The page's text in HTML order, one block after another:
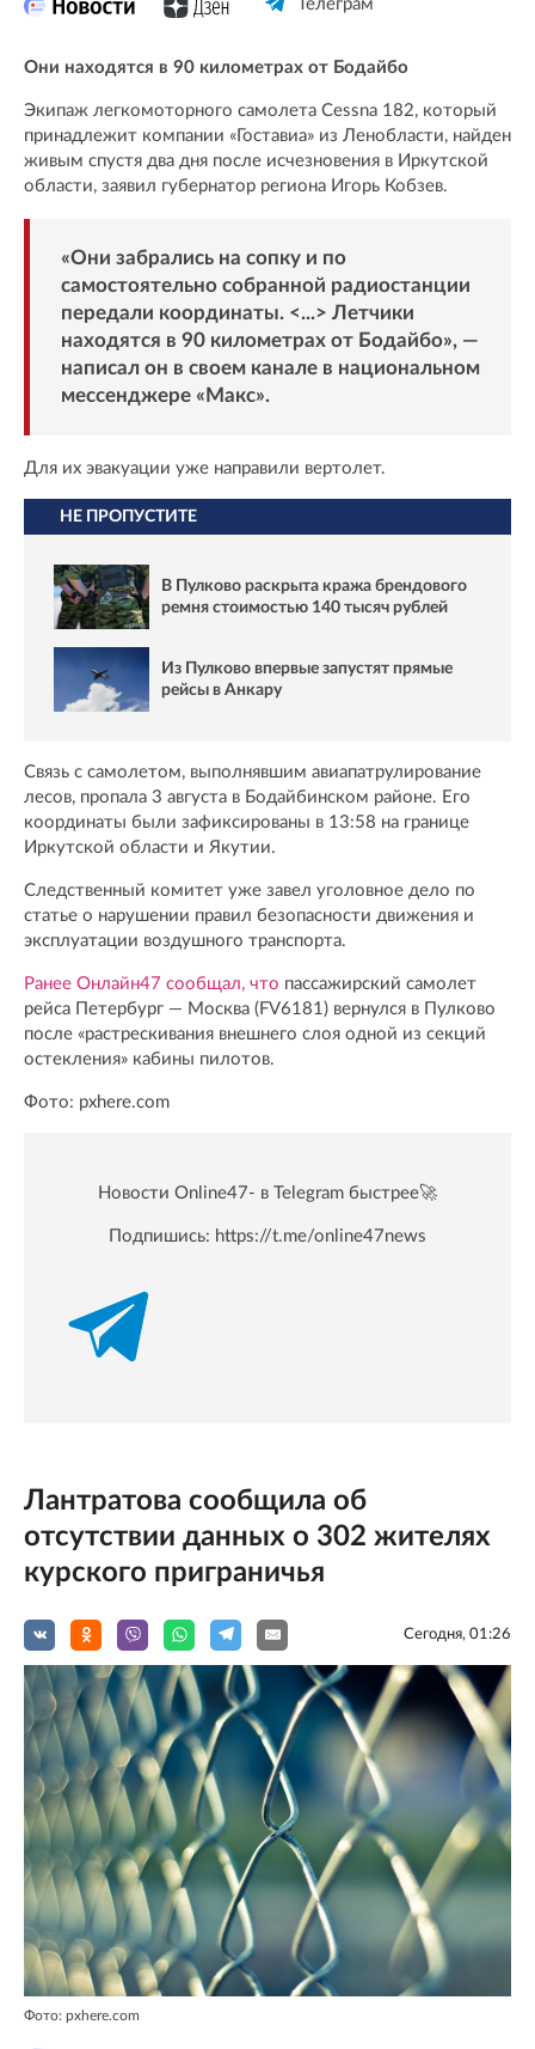
Телеграм
Они находятся в 90 километрах от Бодайбо
Экипаж легкомоторного самолета Cessna 182, который
принадлежит компании «Гоставиа» из Ленобласти, найден
живым спустя два дня после исчезновения в Иркутской
области, заявил губернатор региона Игорь Кобзев.
«Они забрались на сопку и по
самостоятельно собранной радиостанции
передали координаты. <...> Летчики
находятся в 90 километрах от Бодайбо», —
написал он в своем канале в национальном
мессенджере « Макс».
Для их эвакуации уже направили вертолет.
НЕ ПРОПУСТИТЕ
В Пулково раскрыта кража брендового
ремня стоимостью 140 тысяч рублей
Из Пулково впервые запустят прямые
рейсы в Анкару
Связь с самолетом, выполнявшим авиапатрулирование
лесов, пропала 3 августа в Бодайбинском районе. Его
координаты были зафиксированы в 13:58 на границе
Иркутской области и Якутии.
Следственный комитет уже завел уголовное дело по
статье о нарушении правил безопасности движения и
эксплуатации воздушного транспорта.
Ранее Онлайн47 сообщал, что пассажирский самолет
рейса Петербург — Москва (FV6181) вернулся в Пулково
после «растрескивания внешнего слоя одной из секций
остекления» кабины пилотов.
Фото: pxhere.com
Новости Online47- в Telegram быстрее🚀
Подпишись: https://t.me/online47news
Лантратова сообщила об
отсутствии данных о 302 жителях
курского приграничья
Сегодня, 01:26
Фото: pxhere.com